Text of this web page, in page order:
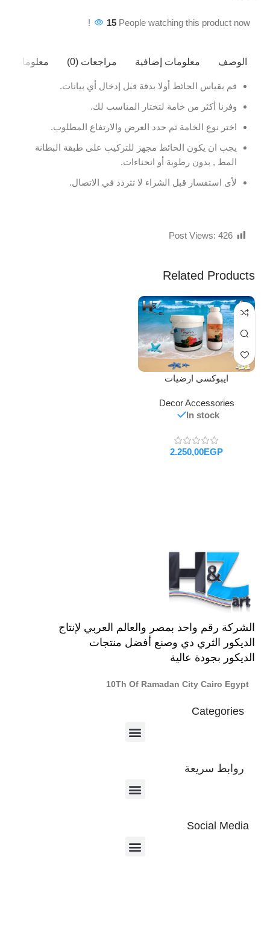
15 People watching this product now!
الوصف معلومات إضافية مراجعات (0) معلومات
قم بقياس الحائط أولا بدقة قبل إدخال أي بيانات.
وفرنا أكثر من خامة لتختار المناسب لك.
اختر نوع الخامة ثم حدد العرض والارتفاع المطلوب.
يجب ان يكون الحائط مجهز للتركيب على طبقة البطانة
المط , بدون رطوبة أو انحناءات.
لأى استفسار قبل الشراء لا تتردد في الاتصال.
Post Views: 426
Related Products
ايبوكسى ارضيات
Decor Accessories
In stock
EGP
الشركة رقم واحد بمصر والعالم العربي لإنتاج
الديكور الثري دي وصنع أفضل منتجات
الديكور بجودة عالية
10Th Of Ramadan City Cairo Egypt
Categories
روابط سريعة
Social Media